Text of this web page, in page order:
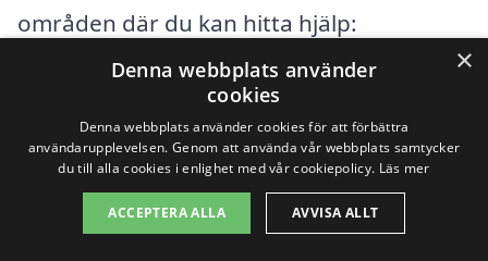
områden där du kan hitta hjälp:
Ängelholm
Eslöv
×
Denna webbplats använder
cookies
Denna webbplats använder cookies för att förbättra
användarupplevelsen. Genom att använda vår webbplats samtycker
du till alla cookies i enlighet med vår cookiepolicy. Läs mer
ACCEPTERA ALLA AVVISA ALLT